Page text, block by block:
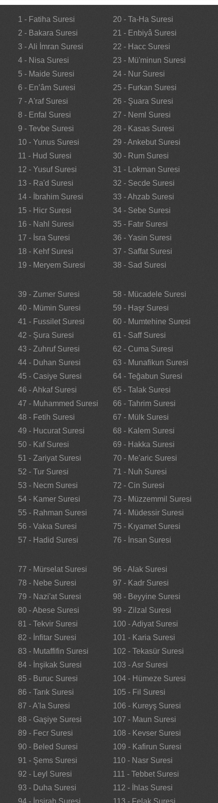
1 - Fatiha Suresi
2 - Bakara Suresi
3 - Ali İmran Suresi
4 - Nisa Suresi
5 - Maide Suresi
6 - En’âm Suresi
7 - A'raf Suresi
8 - Enfal Suresi
9 - Tevbe Suresi
10 - Yunus Suresi
11 - Hud Suresi
12 - Yusuf Suresi
13 - Ra'd Suresi
14 - İbrahim Suresi
15 - Hicr Suresi
16 - Nahl Suresi
17 - İsra Suresi
18 - Kehf Suresi
19 - Meryem Suresi
20 - Ta-Ha Suresi
21 - Enbiyâ Suresi
22 - Hacc Suresi
23 - Mü'minun Suresi
24 - Nur Suresi
25 - Furkan Suresi
26 - Şuara Suresi
27 - Neml Suresi
28 - Kasas Suresi
29 - Ankebut Suresi
30 - Rum Suresi
31 - Lokman Suresi
32 - Secde Suresi
33 - Ahzab Suresi
34 - Sebe Suresi
35 - Fatır Suresi
36 - Yasin Suresi
37 - Saffat Suresi
38 - Sad Suresi
39 - Zumer Suresi
40 - Mümin Suresi
41 - Fussilet Suresi
42 - Şura Suresi
43 - Zuhruf Suresi
44 - Duhan Suresi
45 - Casiye Suresi
46 - Ahkaf Suresi
47 - Muhammed Suresi
48 - Fetih Suresi
49 - Hucurat Suresi
50 - Kaf Suresi
51 - Zariyat Suresi
52 - Tur Suresi
53 - Necm Suresi
54 - Kamer Suresi
55 - Rahman Suresi
56 - Vakıa Suresi
57 - Hadid Suresi
58 - Mücadele Suresi
59 - Haşr Suresi
60 - Mumtehine Suresi
61 - Saff Suresi
62 - Cuma Suresi
63 - Munafikun Suresi
64 - Teğabun Suresi
65 - Talak Suresi
66 - Tahrim Suresi
67 - Mülk Suresi
68 - Kalem Suresi
69 - Hakka Suresi
70 - Me'aric Suresi
71 - Nuh Suresi
72 - Cin Suresi
73 - Müzzemmil Suresi
74 - Müdessir Suresi
75 - Kıyamet Suresi
76 - İnsan Suresi
77 - Mürselat Suresi
78 - Nebe Suresi
79 - Nazi'at Suresi
80 - Abese Suresi
81 - Tekvir Suresi
82 - İnfitar Suresi
83 - Mutaffifin Suresi
84 - İnşikak Suresi
85 - Buruc Suresi
86 - Tarık Suresi
87 - A'la Suresi
88 - Gaşiye Suresi
89 - Fecr Suresi
90 - Beled Suresi
91 - Şems Suresi
92 - Leyl Suresi
93 - Duha Suresi
94 - İnşirah Suresi
96 - Alak Suresi
97 - Kadr Suresi
98 - Beyyine Suresi
99 - Zilzal Suresi
100 - Adiyat Suresi
101 - Karia Suresi
102 - Tekasür Suresi
103 - Asr Suresi
104 - Hümeze Suresi
105 - Fil Suresi
106 - Kureyş Suresi
107 - Maun Suresi
108 - Kevser Suresi
109 - Kafirun Suresi
110 - Nasr Suresi
111 - Tebbet Suresi
112 - İhlas Suresi
113 - Felak Suresi